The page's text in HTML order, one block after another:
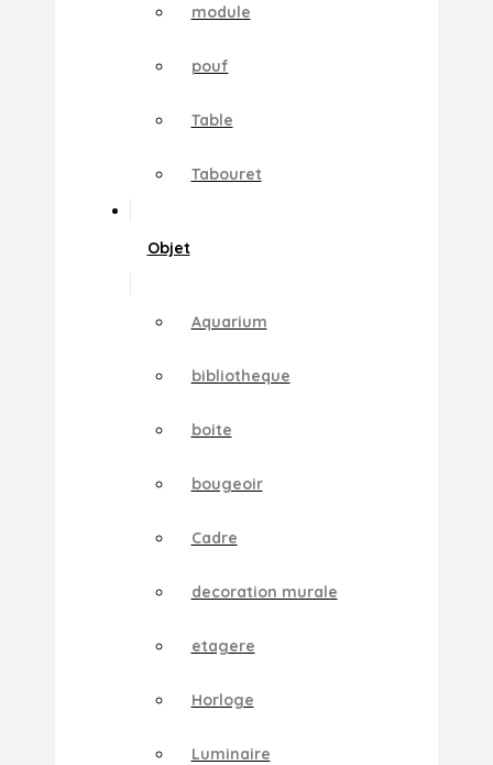
module
pouf
Table
Tabouret
Objet
Aquarium
bibliotheque
boite
bougeoir
Cadre
decoration murale
etagere
Horloge
Luminaire